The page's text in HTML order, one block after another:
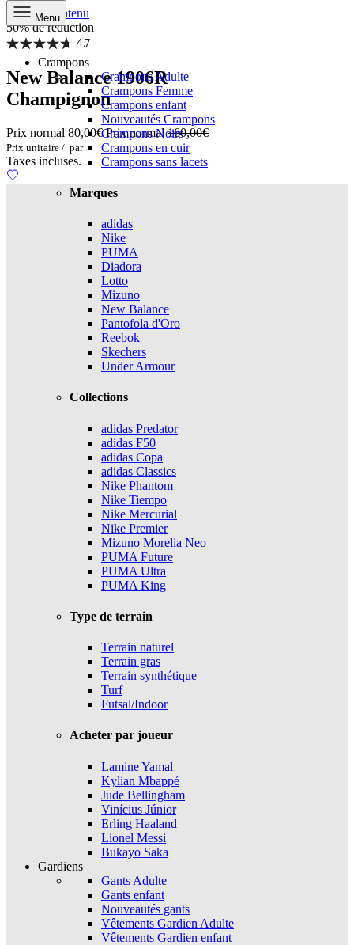
Aller au contenu
Menu
Crampons
Crampons Adulte
Crampons Femme
Crampons enfant
Nouveautés Crampons
Crampons Noirs
Crampons en cuir
Crampons sans lacets
Marques
adidas
Nike
PUMA
Diadora
Lotto
Mizuno
New Balance
Pantofola d'Oro
Reebok
Skechers
Under Armour
Collections
adidas Predator
adidas F50
adidas Copa
adidas Classics
Nike Phantom
Nike Tiempo
Nike Mercurial
Nike Premier
Mizuno Morelia Neo
PUMA Future
PUMA Ultra
PUMA King
Type de terrain
Terrain naturel
Terrain gras
Terrain synthétique
Turf
Futsal/Indoor
Acheter par joueur
Lamine Yamal
Kylian Mbappé
Jude Bellingham
Vinícius Júnior
Erling Haaland
Lionel Messi
Bukayo Saka
Gardiens
Gants Adulte
Gants enfant
Nouveautés gants
Vêtements Gardien Adulte
Vêtements Gardien enfant
50% de réduction
4.7
New Balance 1906R
Champignon
Prix normal 80,00€Prix normal 160,00€
Prix unitaire / par
Taxes incluses.